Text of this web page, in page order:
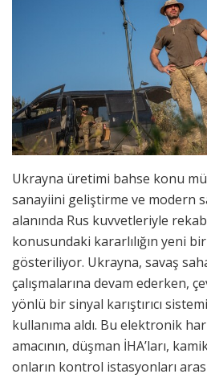
Ukrayna üretimi bahse konu
sanayiini geliştirme ve modern
alanında Rus kuvvetleriyle
konusundaki kararlılığın yeni
gösteriliyor. Ukrayna, savaş
çalışmalarına devam ederken,
yönlü bir sinyal karıştırıcı
kullanıma aldı. Bu elektronik
amacının, düşman İHA’ları,
onların kontrol istasyonları